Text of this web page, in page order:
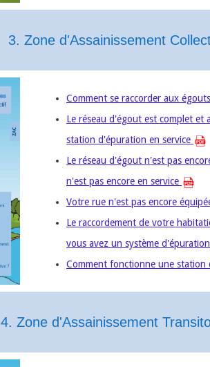
3. Zone d'Assainissement
Comment se raccorder aux
Le réseau d'égout est complet et
station d'épuration en service
Le réseau d'égout n'est pas
n'est pas encore en service
Votre rue n'est pas encore
Le raccordement de votre
vous avez un système
Comment fonctionne une station
4. Zone d'Assainissement